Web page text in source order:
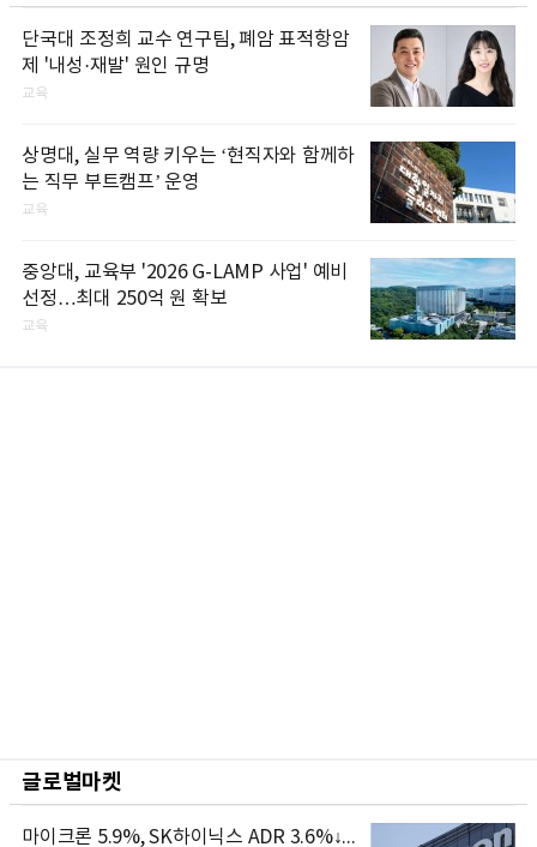
단국대 조정희 교수 연구팀, 폐암 표적항암
제 '내성·재발' 원인 규명
교육
상명대, 실무 역량 키우는 ‘현직자와 함께하
는 직무 부트캠프’ 운영
교육
중앙대, 교육부 '2026 G-LAMP 사업' 예비
선정…최대 250억 원 확보
교육
글로벌마켓
마이크론 5.9%, SK하이닉스 ADR 3.6%↓...